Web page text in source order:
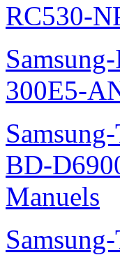
RC530-
300E5-
BD-
Manuels